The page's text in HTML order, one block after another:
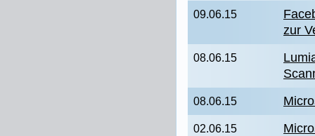
09.06.15
zur
08.06.15
08.06.15
02.06.15